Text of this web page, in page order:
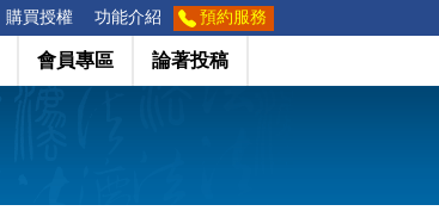
購買授權 功能介紹 預約服務
會員專區 論著投稿